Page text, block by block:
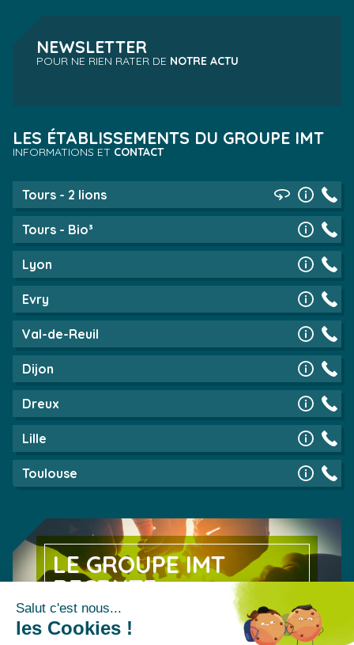
NEWSLETTER
POUR NE RIEN RATER DE NOTRE ACTU
LES ÉTABLISSEMENTS DU GROUPE IMT
INFORMATIONS ET CONTACT
Tours - 2 lions
Tours - Bio³
Lyon
Evry
Val-de-Reuil
Dijon
Dreux
Lille
Toulouse
LE GROUPE IMT
RECRUTE
Découvrez nos offres d’emploi